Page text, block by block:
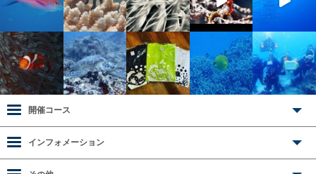
開催コース
インフォメーション